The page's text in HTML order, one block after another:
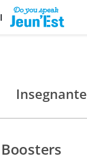
Insegnante